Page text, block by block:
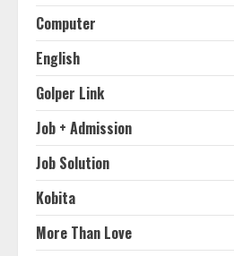
Computer
English
Golper Link
Job + Admission
Job Solution
Kobita
More Than Love